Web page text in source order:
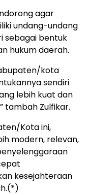
agar
undang-undang
sebagai bentuk
hukum daerah.
kota
sendiri
lebih kuat dan
tambah Zulfikar.
Kota ini,
modern, relevan,
kesejahteraan